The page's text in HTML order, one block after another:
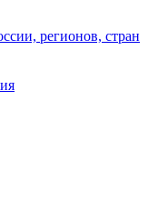
регионов, стран